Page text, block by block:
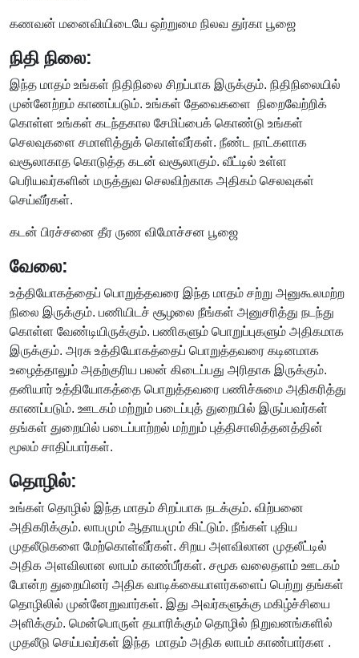
கணவன் மனைவியிடையே ஒற்றுமை நிலவ துர்கா பூஜை
நிதி நிலை:
இந்த மாதம் உங்கள் நிதிநிலை சிறப்பாக இருக்கும். நிதிநிலையில்
முன்னேற்றம் காணப்படும். உங்கள் தேவைகளை நிறைவேற்றிக்
கொள்ள உங்கள் கடந்தகால சேமிப்பைக் கொண்டு உங்கள்
செலவுகளை சமாளித்துக் கொள்வீர்கள். நீண்ட நாட்களாக
வசூலாகாத கொடுத்த கடன் வசூலாகும். வீட்டில் உள்ள
பெரியவர்களின் மருத்துவ செலவிற்காக அதிகம் செலவுகள்
செய்வீர்கள்.
கடன் பிரச்சனை தீர ருண விமோச்சன பூஜை
வேலை:
உத்தியோகத்தைப் பொறுத்தவரை இந்த மாதம் சற்று அனுகூலமற்ற
நிலை இருக்கும். பணியிடச் சூழலை நீங்கள் அனுசரித்து நடந்து
கொள்ள வேண்டியிருக்கும். பணிகளும் பொறுப்புகளும் அதிகமாக
இருக்கும். அரசு உத்தியோகத்தைப் பொறுத்தவரை கடினமாக
உழைத்தாலும் அதற்குரிய பலன் கிடைப்பது அரிதாக இருக்கும்.
தனியார் உத்தியோகத்தை பொறுத்தவரை பணிச்சுமை அதிகரித்து
காணப்படும். ஊடகம் மற்றும் படைப்புத் துறையில் இருப்பவர்கள்
தங்கள் துறையில் படைப்பாற்றல் மற்றும் புத்திசாலித்தனத்தின்
மூலம் சாதிப்பார்கள்.
தொழில்:
உங்கள் தொழில் இந்த மாதம் சிறப்பாக நடக்கும். விற்பனை
அதிகரிக்கும். லாபமும் ஆதாயமும் கிட்டும். நீங்கள் புதிய
முதலீடுகளை மேற்கொள்வீர்கள். சிறய அளவிலான முதலீட்டில்
அதிக அளவிலான லாபம் காண்பீர்கள். சமூக வலைதளம் ஊடகம்
போன்ற துறையினர் அதிக வாடிக்கையாளர்களைப் பெற்று தங்கள்
தொழிலில் முன்னேறுவார்கள். இது அவர்களுக்கு மகிழ்ச்சியை
அளிக்கும். மென்பொருள் தயாரிக்கும் தொழில் நிறுவனங்களில்
முதலீடு செய்பவர்கள் இந்த மாதம் அதிக லாபம் காண்பார்கள .